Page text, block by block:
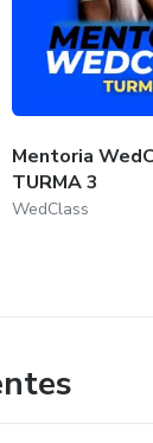
Mentoria
TURMA 3
WedClass